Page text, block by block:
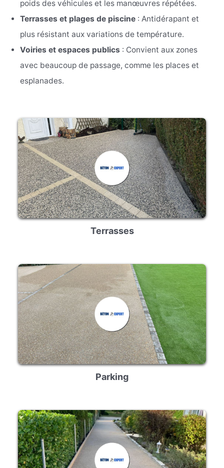
poids des véhicules et les manœuvres répétées.
Terrasses et plages de piscine : Antidérapant et
plus résistant aux variations de température.
Voiries et espaces publics : Convient aux zones
avec beaucoup de passage, comme les places et
esplanades.
Terrasses
Parking